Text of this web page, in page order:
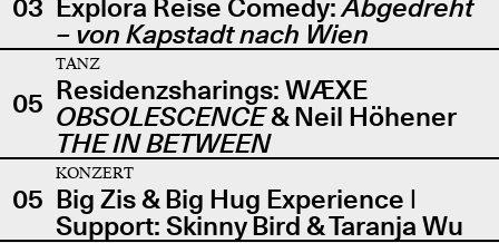
03 Explora Reise Comedy:Abgedreht
– von Kapstadt nach Wien
05
TANZ
Residenzsharings: WÆXE
OBSOLESCENCE& Neil Höhener
THE IN BETWEEN
05
KONZERT
Big Zis & Big Hug Experience |
Support: Skinny Bird & Taranja Wu